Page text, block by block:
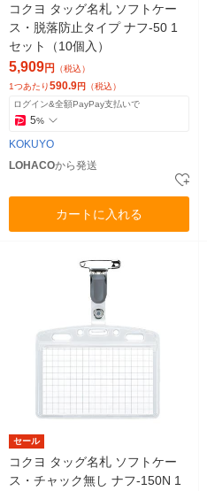
コクヨ タッグ名札 ソフトケー
ス・脱落防止タイプ ナフ-50 1
セット（10個入）
5,909円 （税込）
1つあたり590.9円 （税込）
ログイン&全額PayPay支払いで
5%
KOKUYO
LOHACOから発送
カートに入れる
セール
コクヨ タッグ名札 ソフトケー
ス・チャック無し ナフ-150N 1